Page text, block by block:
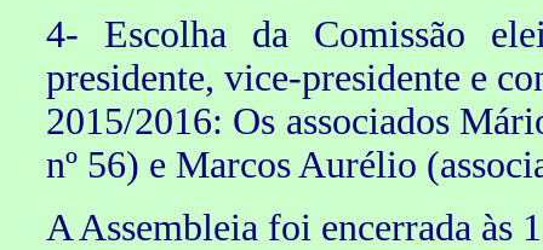
4- Escolha da Comissão
presidente, vice-presidente e
2015/2016: Os associados
nº 56) e Marcos Aurélio
A Assembleia foi encerrada às